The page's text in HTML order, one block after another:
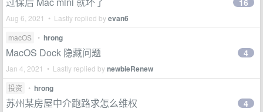
Aug 6, 2021 • Lastly replied byevan6
16
macOS • hrong
MacOS Dock 隐藏问题
Jan 4, 2021 • Lastly replied bynewbieRenew
4
投资 • hrong
苏州某房屋中介跑路求怎么维权 4